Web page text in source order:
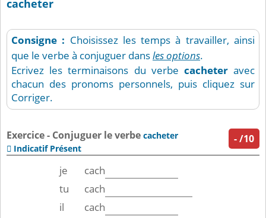
cacheter
Consigne : Choisissez les temps à travailler, ainsi
que le verbe à conjuguer dansles options.
Ecrivez les terminaisons du verbe cacheteravec
chacun des pronoms personnels, puis cliquez sur
Corriger.
-/10
Exercice - Conjuguer le verbe cacheter
 Indicatif Présent
je
cach
tu
cach
il
cach